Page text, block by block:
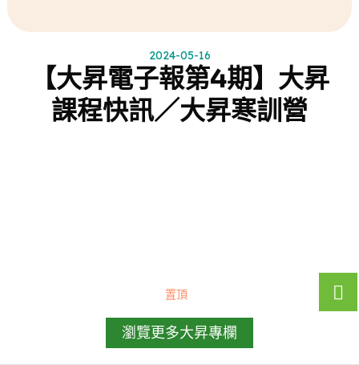
2024-05-16
【大昇電子報第4期】大昇
課程快訊／大昇寒訓營
置頂
瀏覽更多大昇專欄